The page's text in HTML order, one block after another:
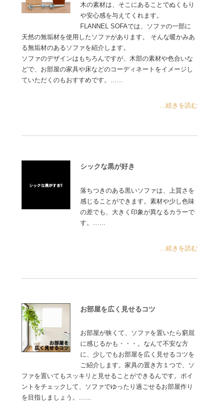
木の素材は、そこにあることでぬくもり
や安心感を与えてくれます。
FLANNEL SOFAでは、ソファの一部に
天然の無垢材を使用したソファがあります。 そんな暖かみあ
る無垢材のあるソファを紹介します。
ソファのデザインはもちろんですが、木部の素材や色合いな
どで、お部屋の家具や床などのコーディネートをイメージし
ていただくのもおすすめです。……
...続きを読む
シックな黒が好き
落ちつきのある黒いソファは、上質さを
感じることができます。素材や少し色味
の差でも、大きく印象が異なるカラーで
す。……
...続きを読む
お部屋を広く見せるコツ
お部屋が狭くて、ソファを置いたら窮屈
に感じるかも・・・。なんて不安な方
に、少しでもお部屋を広く見せるコツを
ご紹介します。家具の置き方１つで、ソ
ファを置いてもスッキリと見せることができるんです。ポイ
ントをチェックして、ソファでゆったり過ごせるお部屋作り
を目指しましょう。……